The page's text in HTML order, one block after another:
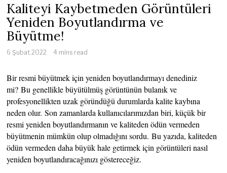
Kaliteyi Kaybetmeden Görüntüleri
Yeniden Boyutlandırma ve
Büyütme!
6 Şubat 2022 4 mins read
Bir resmi büyütmek için yeniden boyutlandırmayı denediniz
mi? Bu genellikle büyütülmüş görüntünün bulanık ve
profesyonellikten uzak göründüğü durumlarda kalite kaybına
neden olur. Son zamanlarda kullanıcılarımızdan biri, küçük bir
resmi yeniden boyutlandırmanın ve kaliteden ödün vermeden
büyütmenin mümkün olup olmadığını sordu. Bu yazıda, kaliteden
ödün vermeden daha büyük hale getirmek için görüntüleri nasıl
yeniden boyutlandıracağınızı göstereceğiz.